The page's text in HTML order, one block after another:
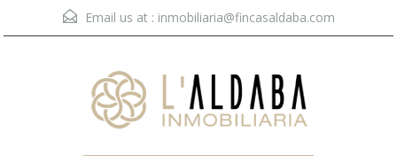
Email us at : inmobiliaria@fincasaldaba.com